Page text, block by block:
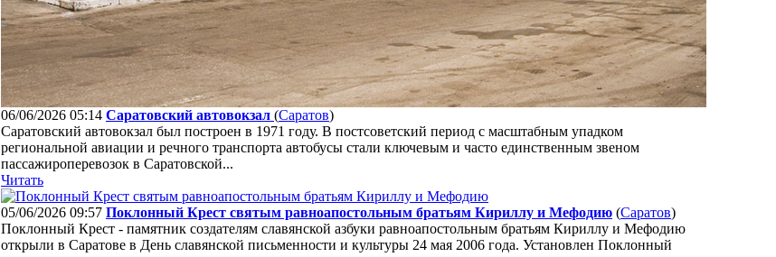
06/06/2026 05:14 Саратовский автовокзал (Саратов)
Саратовский автовокзал был построен в 1971 году. В постсоветский период с масштабным упадком
региональной авиации и речного транспорта автобусы стали ключевым и часто единственным звеном
пассажироперевозок в Саратовской...
Читать
05/06/2026 09:57 Поклонный Крест святым равноапостольным братьям Кириллу и Мефодию (Саратов)
Поклонный Крест - памятник создателям славянской азбуки равноапостольным братьям Кириллу и Мефодию
открыли в Саратове в День славянской письменности и культуры 24 мая 2006 года. Установлен Поклонный